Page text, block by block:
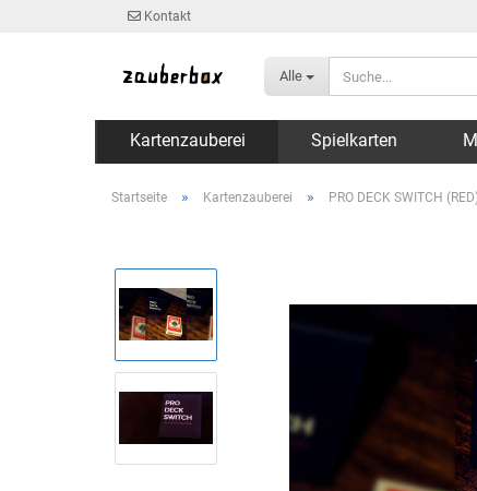
Kontakt
Alle
Kartenzauberei Spielkarten
Startseite » Kartenzauberei » PRO DECK SWITCH